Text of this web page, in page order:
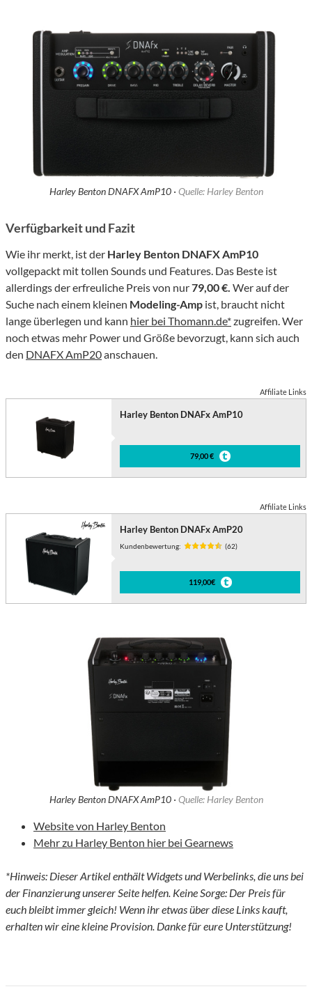
Harley Benton DNAFX AmP10 · Quelle: Harley Benton
Verfügbarkeit und Fazit
Wie ihr merkt, ist der Harley Benton DNAFX AmP10
vollgepackt mit tollen Sounds und Features. Das Beste ist
allerdings der erfreuliche Preis von nur79,00 €. Wer auf der
Suche nach einem kleinen Modeling-Amp ist, braucht nicht
lange überlegen und kann hier bei Thomann.de*zugreifen. Wer
noch etwas mehr Power und Größe bevorzugt, kann sich auch
den DNAFX AmP20anschauen.
Affiliate Links
Harley Benton DNAFx AmP10
79,00 €
Affiliate Links
Harley Benton DNAFx AmP20
Kundenbewertung: (62)
119,00€
Harley Benton DNAFX AmP10 · Quelle: Harley Benton
Website von Harley Benton
Mehr zu Harley Benton hier bei Gearnews
*Hinweis: Dieser Artikel enthält Widgets und Werbelinks, die uns bei
der Finanzierung unserer Seite helfen. Keine Sorge: Der Preis für
euch bleibt immer gleich! Wenn ihr etwas über diese Links kauft,
erhalten wir eine kleine Provision. Danke für eure Unterstützung!